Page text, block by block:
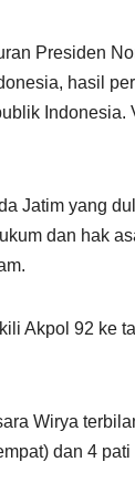
Presiden
hasil
Jatim yang
dan hak
Akpol 92 ke
Wirya
dan 4 pati